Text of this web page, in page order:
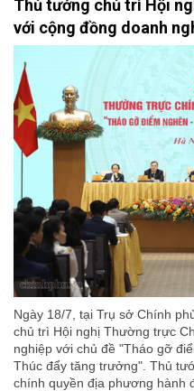
Thủ tướng chủ trì Hội
với cộng đồng doanh
Ngày 18/7, tại Trụ sở Chính
chủ trì Hội nghị Thường trực
nghiệp với chủ đề "Tháo gỡ
Thúc đẩy tăng trưởng". Thủ
chính quyền địa phương hành